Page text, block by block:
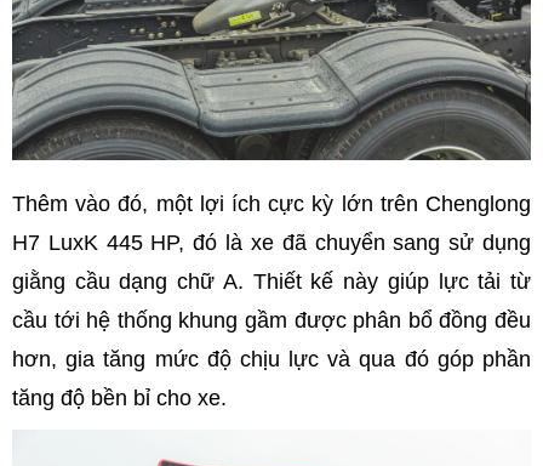
Thêm vào đó, một lợi ích cực kỳ lớn trên Chenglong
H7 LuxK 445 HP, đó là xe đã chuyển sang sử dụng
giằng cầu dạng chữ A. Thiết kế này giúp lực tải từ
cầu tới hệ thống khung gầm được phân bổ đồng đều
hơn, gia tăng mức độ chịu lực và qua đó góp phần
tăng độ bền bỉ cho xe.